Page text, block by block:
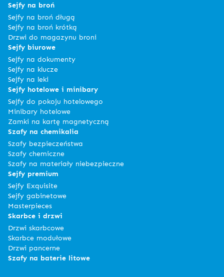
Sejfy na broń
Sejfy na broń długą
Sejfy na broń krótką
Drzwi do magazynu broni
Sejfy biurowe
Sejfy na dokumenty
Sejfy na klucze
Sejfy na leki
Sejfy hotelowe i minibary
Sejfy do pokoju hotelowego
Minibary hotelowe
Zamki na kartę magnetyczną
Szafy na chemikalia
Szafy bezpieczeństwa
Szafy chemiczne
Szafy na materiały niebezpieczne
Sejfy premium
Sejfy Exquisite
Sejfy gabinetowe
Masterpieces
Skarbce i drzwi
Drzwi skarbcowe
Skarbce modułowe
Drzwi pancerne
Szafy na baterie litowe